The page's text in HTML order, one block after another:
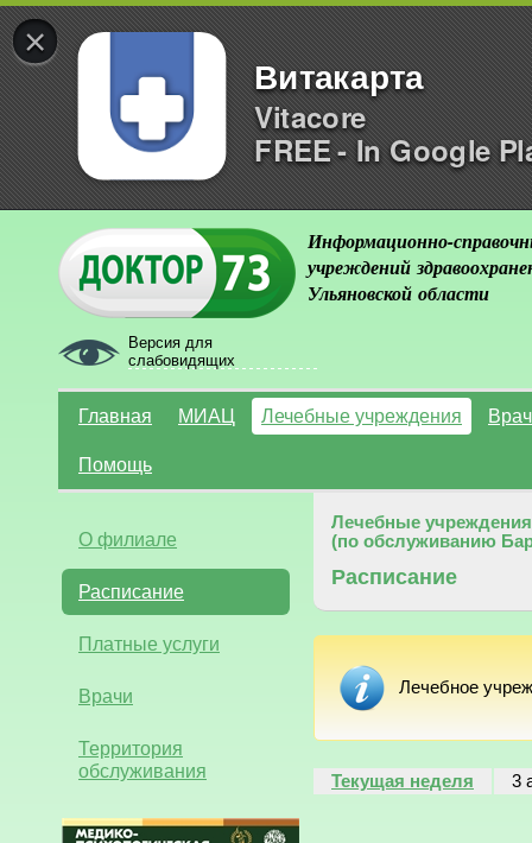
×
Витакарта
Vitacore
FREE - In Google
Версия для
слабовидящих
Информационно-
учреждений
Ульяновской области
Главная МИАЦ Лечебные учреждения
Помощь
О филиале
Расписание
Платные услуги
Врачи
Территория
обслуживания
Лечебные учреждения
(по обслуживанию
Расписание
Лечебное
Текущая неделя 3